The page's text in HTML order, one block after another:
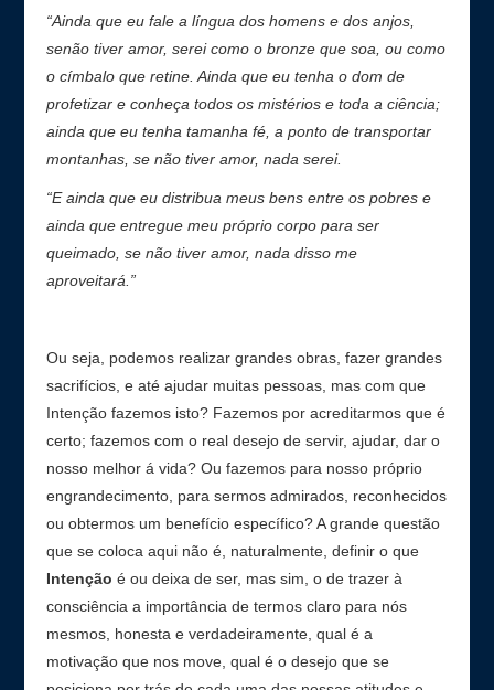
“Ainda que eu fale a língua dos homens e dos anjos,
senão tiver amor, serei como o bronze que soa, ou como
o címbalo que retine. Ainda que eu tenha o dom de
profetizar e conheça todos os mistérios e toda a ciência;
ainda que eu tenha tamanha fé, a ponto de transportar
montanhas, se não tiver amor, nada serei.
“E ainda que eu distribua meus bens entre os pobres e
ainda que entregue meu próprio corpo para ser
queimado, se não tiver amor, nada disso me
aproveitará.”
Ou seja, podemos realizar grandes obras, fazer grandes
sacrifícios, e até ajudar muitas pessoas, mas com que
Intenção fazemos isto? Fazemos por acreditarmos que é
certo; fazemos com o real desejo de servir, ajudar, dar o
nosso melhor á vida? Ou fazemos para nosso próprio
engrandecimento, para sermos admirados, reconhecidos
ou obtermos um benefício específico? A grande questão
que se coloca aqui não é, naturalmente, definir o que
Intenção é ou deixa de ser, mas sim, o de trazer à
consciência a importância de termos claro para nós
mesmos, honesta e verdadeiramente, qual é a
motivação que nos move, qual é o desejo que se